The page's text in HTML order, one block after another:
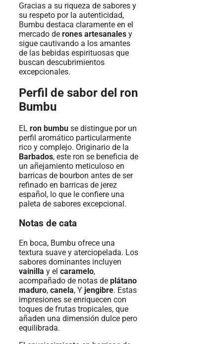
Gracias a su riqueza de sabores y
su respeto por la autenticidad,
Bumbu destaca claramente en el
mercado de rones artesanales y
sigue cautivando a los amantes
de las bebidas espirituosas que
buscan descubrimientos
excepcionales.
Perfil de sabor del ron
Bumbu
EL ron bumbu se distingue por un
perfil aromático particularmente
rico y complejo. Originario de la
Barbados, este ron se beneficia de
un añejamiento meticuloso en
barricas de bourbon antes de ser
refinado en barricas de jerez
español, lo que le confiere una
paleta de sabores excepcional.
Notas de cata
En boca, Bumbu ofrece una
textura suave y aterciopelada. Los
sabores dominantes incluyen
vainilla y el caramelo,
acompañado de notas de plátano
maduro, canela, Y jengibre. Estas
impresiones se enriquecen con
toques de frutas tropicales, que
añaden una dimensión dulce pero
equilibrada.